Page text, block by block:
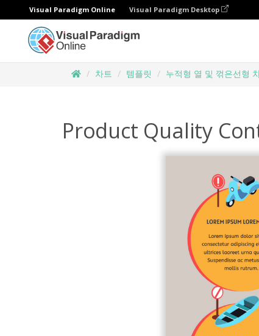
Visual Paradigm Online Visual Paradigm Desktop
차트 템플릿 누적형 열 및 꺾은선형
Product Quality